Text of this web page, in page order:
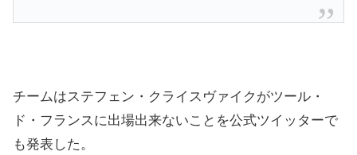
チームはステフェン・クライスヴァイクがツール・
ド・フランスに出場出来ないことを公式ツイッターで
も発表した。